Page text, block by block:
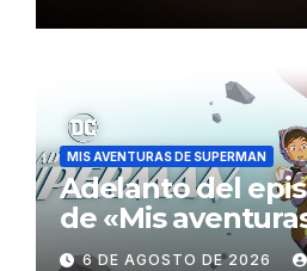
MIS AVENTURAS DE SUPERMAN
Adelanto del
de «Mis
Superman»
6 DE AGOSTO DE 2026